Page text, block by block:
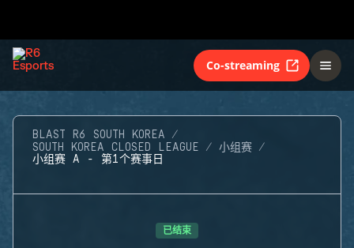
Co-streaming
BLAST R6 SOUTH KOREA
SOUTH KOREA CLOSED LEAGUE
小组赛
小组赛 A - 第1个赛事日
已结束